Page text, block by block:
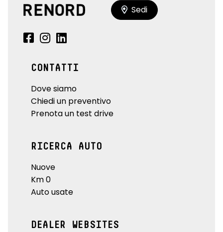
Sedi
CONTATTI
Dove siamo
Chiedi un preventivo
Prenota un test drive
RICERCA AUTO
Nuove
Km 0
Auto usate
DEALER WEBSITES